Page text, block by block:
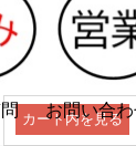
お問い合
カート内を見る